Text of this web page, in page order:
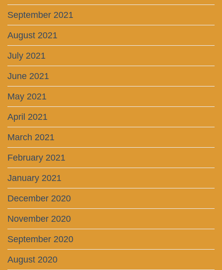
September 2021
August 2021
July 2021
June 2021
May 2021
April 2021
March 2021
February 2021
January 2021
December 2020
November 2020
September 2020
August 2020